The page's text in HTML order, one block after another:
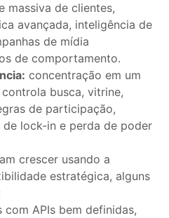
massiva de clientes,
avançada, inteligência de
de mídia
de comportamento.
concentração em um
busca, vitrine,
de participação,
lock-in e perda de poder
crescer usando a
estratégica, alguns
com APIs bem definidas,